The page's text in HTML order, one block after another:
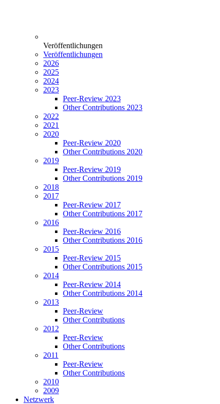
Veröffentlichungen
Veröffentlichungen
2026
2025
2024
2023
Peer-Review 2023
Other Contributions 2023
2022
2021
2020
Peer-Review 2020
Other Contributions 2020
2019
Peer-Review 2019
Other Contributions 2019
2018
2017
Peer-Review 2017
Other Contributions 2017
2016
Peer-Review 2016
Other Contributions 2016
2015
Peer-Review 2015
Other Contributions 2015
2014
Peer-Review 2014
Other Contributions 2014
2013
Peer-Review
Other Contributions
2012
Peer-Review
Other Contributions
2011
Peer-Review
Other Contributions
2010
2009
Netzwerk